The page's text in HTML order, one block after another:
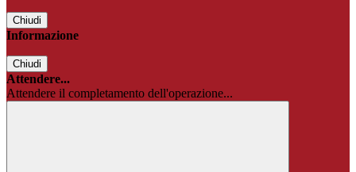
Chiudi
Informazione
Chiudi
Attendere...
Attendere il completamento dell'operazione...